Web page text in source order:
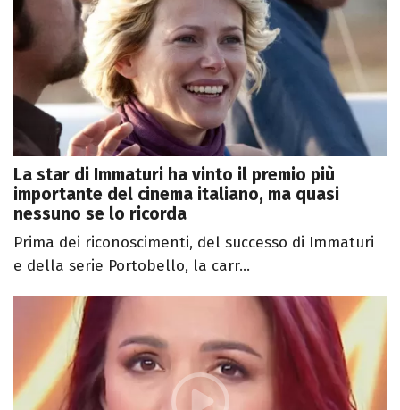
La star di Immaturi ha vinto il premio più
importante del cinema italiano, ma quasi
nessuno se lo ricorda
Prima dei riconoscimenti, del successo di Immaturi
e della serie Portobello, la carr...